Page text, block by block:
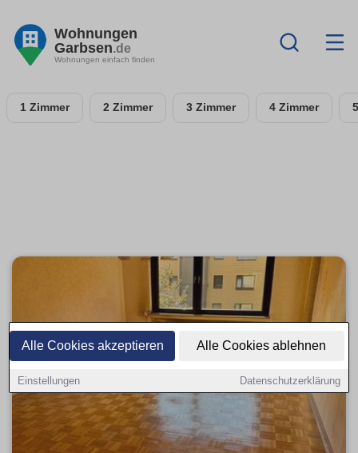
Alle Cookies akzeptieren Alle Cookies ablehnen
Einstellungen Datenschutzerklärung
Wohnungen
Garbsen.de
Wohnungen einfach finden
1 Zimmer 2 Zimmer 3 Zimmer 4 Zimmer